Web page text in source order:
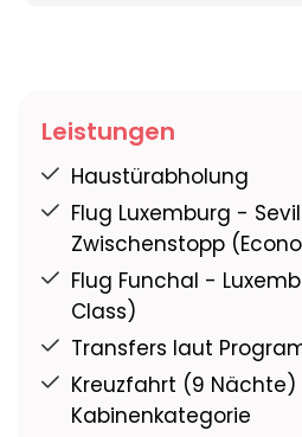
Leistungen
Haustürabholung
Flug Luxemburg -
Zwischenstopp
Flug Funchal -
Class)
Transfers laut
Kreuzfahrt (9
Kabinenkategorie